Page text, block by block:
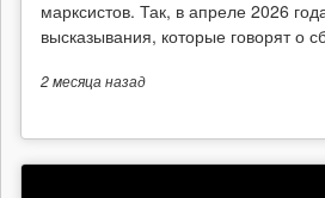
марксистов. Так, в апреле 2026
высказывания, которые говорят о
2 месяцаназад